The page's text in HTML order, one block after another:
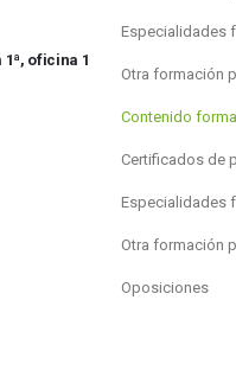
oficina 1
Especialidades
Otra formación
Contenido
Certificados de
Especialidades
Otra formación
Oposiciones